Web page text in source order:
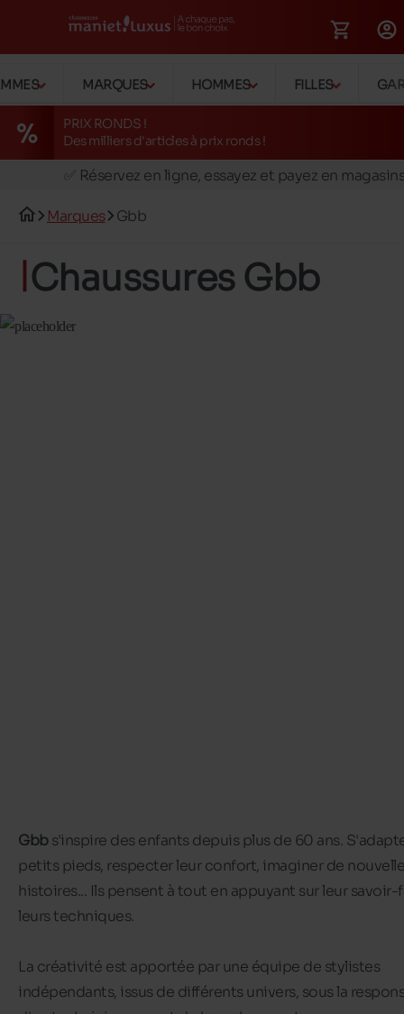
MARQUES HOMMES FILLES
PRIX RONDS !
Des milliers d'articles à prix ronds !
🚛 Livraison gratuite en magasins
✅ Réservez en ligne, essayez et payez en
📦 Livraison à domicile gratuite dés 39€ d'achats
🚛 Livraison gratuite en magasins
Marques Gbb
Chaussures Gbb
Gbbs'inspire des enfants depuis plus de 60 ans.
petits pieds, respecter leur confort, imaginer de
histoires... Ils pensent à tout en appuyant sur leur savoir-
leurs techniques.
La créativité est apportée par une équipe de stylistes
indépendants, issus de différents univers, sous la